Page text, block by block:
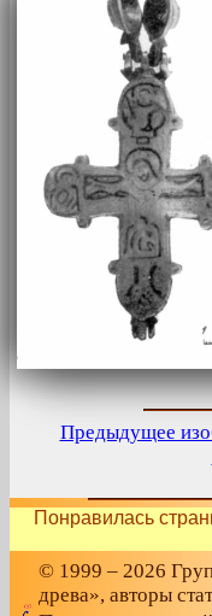
Предыдущее
Понравилась
© 1999 – 2026
древа», авторы